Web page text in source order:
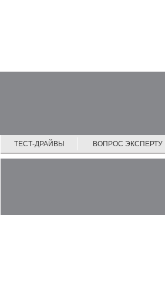
ТЕСТ-ДРАЙВЫ ВОПРОС ЭКСПЕРТУ